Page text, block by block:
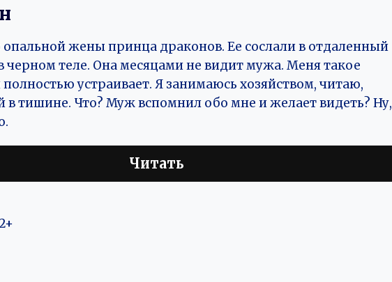
опальной жены принца драконов. Ее сослали в отдаленный
черном теле. Она месяцами не видит мужа. Меня такое
устраивает. Я занимаюсь хозяйством, читаю,
тишине. Что? Муж вспомнил обо мне и желает видеть? Ну,
Читать